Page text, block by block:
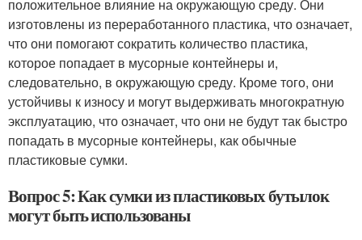
положительное влияние на окружающую среду. Они
изготовлены из переработанного пластика, что означает,
что они помогают сократить количество пластика,
которое попадает в мусорные контейнеры и,
следовательно, в окружающую среду. Кроме того, они
устойчивы к износу и могут выдерживать многократную
эксплуатацию, что означает, что они не будут так быстро
попадать в мусорные контейнеры, как обычные
пластиковые сумки.
Вопрос 5: Как сумки из пластиковых бутылок
могут быть использованы